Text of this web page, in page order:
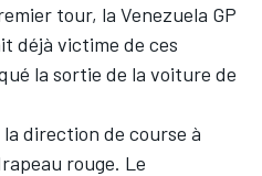
tour, la Venezuela GP
déjà victime de ces
la sortie de la voiture de
direction de course à
rouge. Le